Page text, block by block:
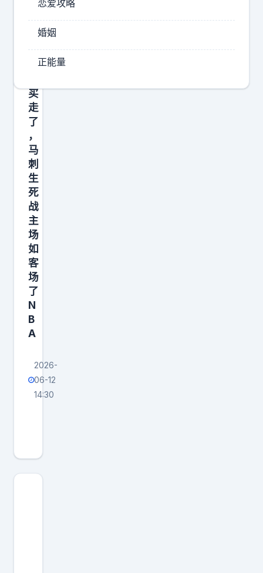
亚
为
揭
晓
答
案
。
没
错
，
他
们
的
约
和
新
泽
西
买
走
了
，
马
刺
生
死
战
主
场
如
客
场
了
N
B
A
2026-
06-12
14:30
G
5
恋爱攻略
婚姻
正能量